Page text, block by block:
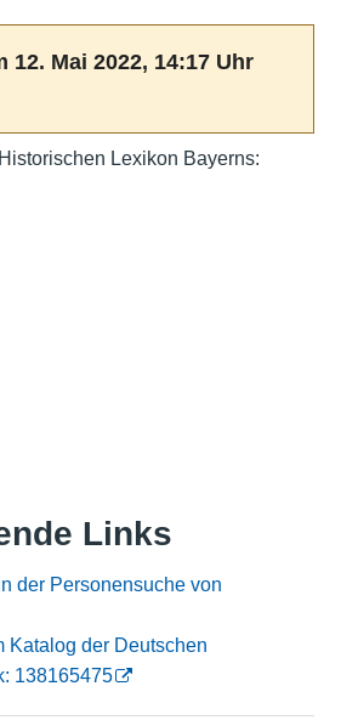
12. Mai 2022, 14:17 Uhr
Lexikon Bayerns:
Links
der Personensuche von
Katalog der Deutschen
138165475